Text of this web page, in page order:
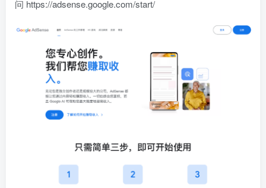
问 https://adsense.google.com/start/